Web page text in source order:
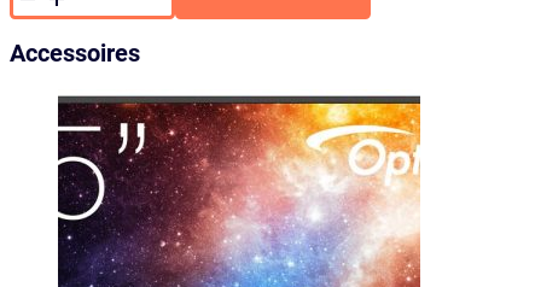
Narrowcasting
&
Digital
player
aantal
Accessoires